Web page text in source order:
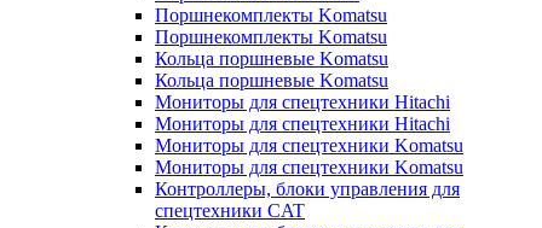
Поршнекомплекты Komatsu
Поршнекомплекты Komatsu
Кольца поршневые Komatsu
Кольца поршневые Komatsu
Мониторы для спецтехники Hitachi
Мониторы для спецтехники Hitachi
Мониторы для спецтехники Komatsu
Мониторы для спецтехники Komatsu
Контроллеры, блоки управления для
спецтехники CAT